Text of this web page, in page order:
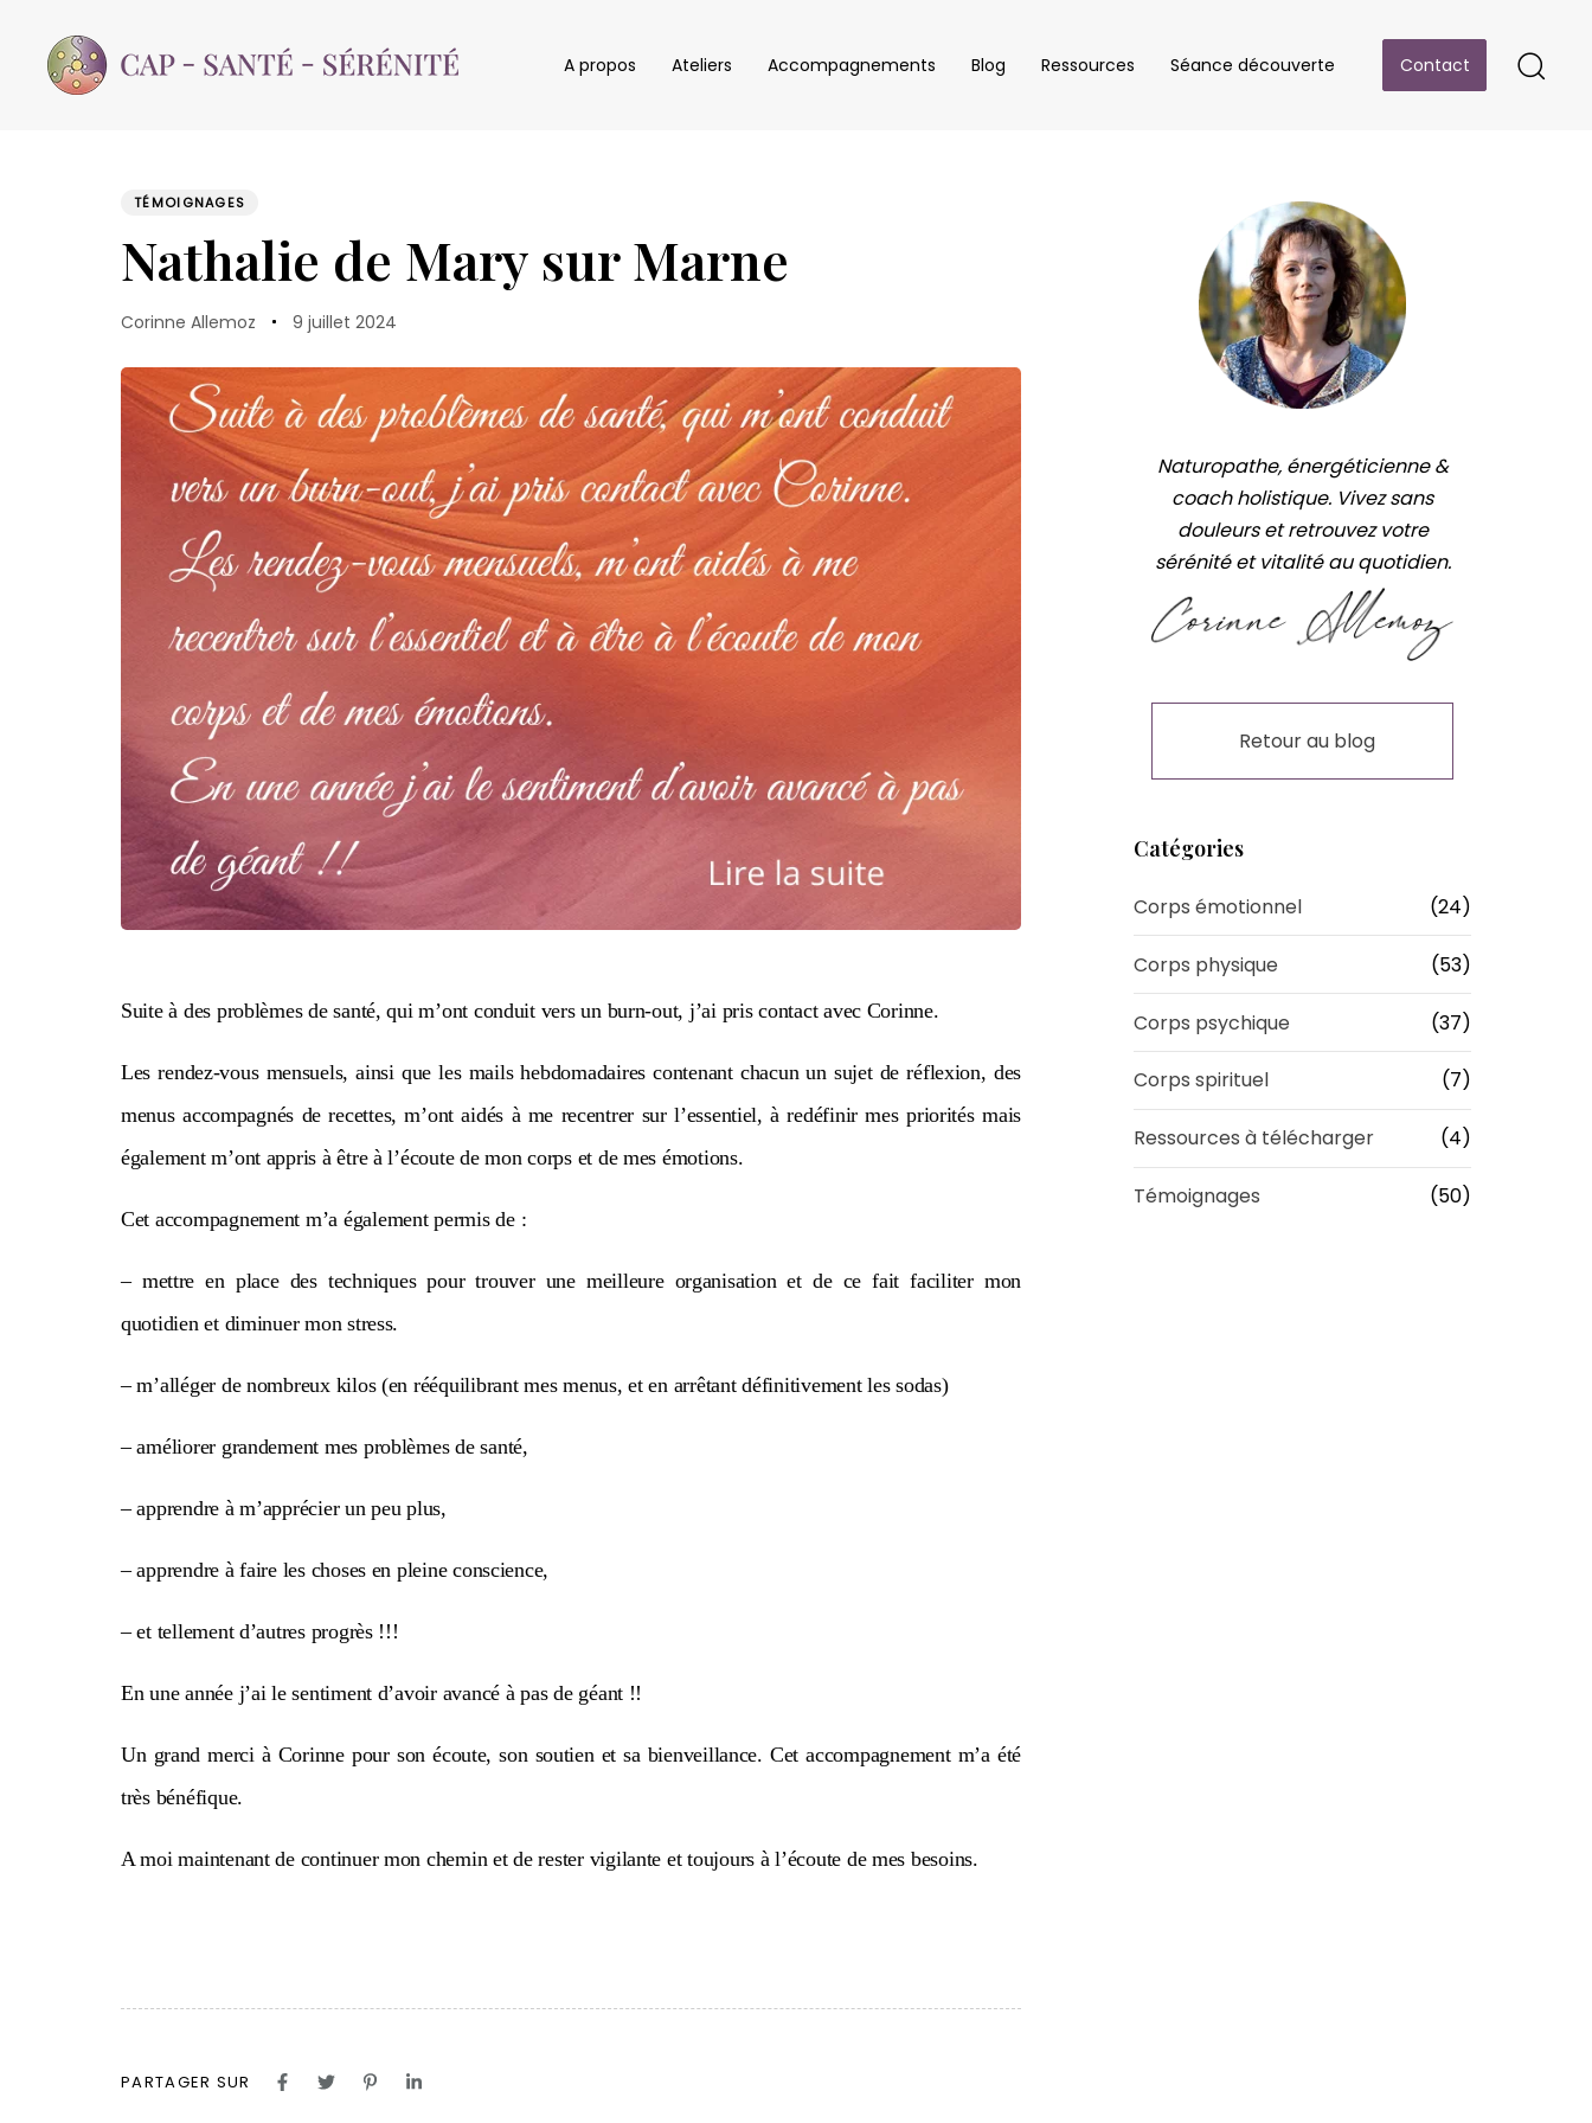
to
content
A propos Ateliers Accompagnements Blog Ressources Séance découverte Contact
PUBLISHED
TÉMOIGNAGES
Nathalie de Mary sur Marne
Author
Corinne Allemoz
Published
on:
9 juillet 2024
Suite à des problèmes de santé, qui m’ont conduit vers un burn-out, j’ai pris contact avec Corinne.
Les rendez-vous mensuels, ainsi que les mails hebdomadaires contenant chacun un sujet de réflexion, des
menus accompagnés de recettes, m’ont aidés à me recentrer sur l’essentiel, à redéfinir mes priorités mais
également m’ont appris à être à l’écoute de mon corps et de mes émotions.
Cet accompagnement m’a également permis de :
– mettre en place des techniques pour trouver une meilleure organisation et de ce fait faciliter mon
quotidien et diminuer mon stress.
– m’alléger de nombreux kilos (en rééquilibrant mes menus, et en arrêtant définitivement les sodas)
– améliorer grandement mes problèmes de santé,
– apprendre à m’apprécier un peu plus,
– apprendre à faire les choses en pleine conscience,
– et tellement d’autres progrès !!!
En une année j’ai le sentiment d’avoir avancé à pas de géant !!
Un grand merci à Corinne pour son écoute, son soutien et sa bienveillance. Cet accompagnement m’a été
très bénéfique.
A moi maintenant de continuer mon chemin et de rester vigilante et toujours à l’écoute de mes besoins.
PARTAGER SUR
Naturopathe, énergéticienne &
coach holistique. Vivez sans
douleurs et retrouvez votre
sérénité et vitalité au quotidien.
Retour au blog
Catégories
Corps émotionnel (24)
Corps physique (53)
Corps psychique (37)
Corps spirituel (7)
Ressources à télécharger (4)
Témoignages (50)